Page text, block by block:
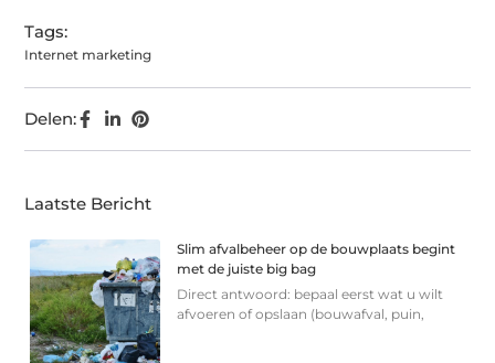
Tags:
Internet marketing
Delen:
Laatste Bericht
Slim afvalbeheer op de bouwplaats begint
met de juiste big bag
Direct antwoord: bepaal eerst wat u wilt
afvoeren of opslaan (bouwafval, puin,